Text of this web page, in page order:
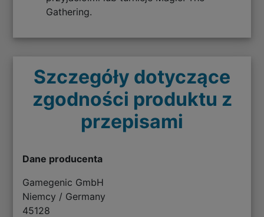
Gathering.
Szczegóły dotyczące
zgodności produktu z
przepisami
Dane producenta
Gamegenic GmbH
Niemcy / Germany
45128